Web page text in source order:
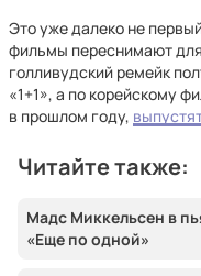
Это уже далеко не
фильмы переснимают
голливудский ремейк
«1+1», а по корейскому
в прошлом году,
Читайте также:
Мадс Миккельсен в
«Еще по одной»